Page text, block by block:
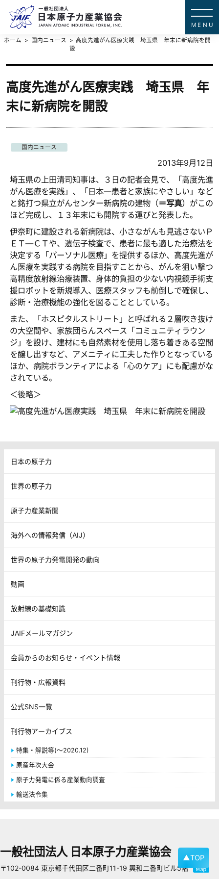
ホーム 国内ニュース
高度先進がん医療実践 埼玉県 年末に新病院を開
設
高度先進がん医療実践 埼玉県 年
末に新病院を開設
国内ニュース
2013年9月12日
埼玉県の上田清司知事は、３日の記者会見で、「高度先進
がん医療を実践」、「日本一患者と家族にやさしい」など
と銘打つ県立がんセンター新病院の建物（＝写真）がこの
ほど完成し、１３年末にも開院する運びと発表した。
伊奈町に建設される新病院は、小さながんも見逃さないＰ
ＥＴ―ＣＴや、遺伝子検査で、患者に最も適した治療法を
決定する「パーソナル医療」を提供するほか、高度先進が
ん医療を実践する病院を目指すことから、がんを狙い撃つ
高精度放射線治療装置、身体的負担の少ない内視鏡手術支
援ロボットを新規導入、医療スタッフも前倒しで確保し、
診断・治療機能の強化を図ることとしている。
また、「ホスピタルストリート」と呼ばれる２層吹き抜け
の大空間や、家族団らんスペース「コミュニティラウン
ジ」を設け、建材にも自然素材を使用し落ち着きある空間
を醸し出すなど、アメニティに工夫した作りとなっている
ほか、病院ボランティアによる「心のケア」にも配慮がな
されている。
＜後略＞
日本の原子力
世界の原子力
原子力産業新聞
海外への情報発信（AIJ）
世界の原子力発電開発の動向
動画
放射線の基礎知識
JAIFメールマガジン
会員からのお知らせ・イベント情報
刊行物・広報資料
公式SNS一覧
刊行物アーカイブス
特集・解説等(～2020.12)
原産年次大会
原子力発電に係る産業動向調査
輸送法令集
▲TOP
一般社団法人 日本原子力産業協会
〒102-0084 東京都千代田区二番町11-19 興和二番町ビル5階